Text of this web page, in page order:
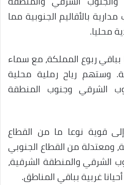
بالأقاليم الجنوبية مما
محليا.
ربوع المملكة، مع سماء
وستهم رياح رملية محلية
الشرقي وجنوب المنطقة
قوية نوعا ما من القطاع
ومعتدلة من القطاع الجنوبي
الشرقي والمنطقة الشرقية،
غربية بباقي المناطق.